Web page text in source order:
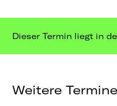
Dieser Termin liegt in
Weitere Termine